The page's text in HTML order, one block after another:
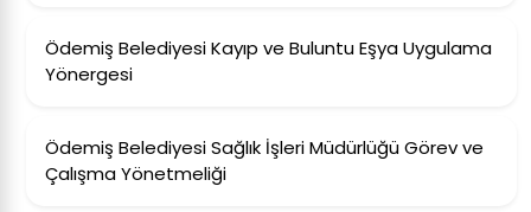
Ödemiş Belediyesi Kayıp ve Buluntu Eşya Uygulama
Yönergesi
Ödemiş Belediyesi Sağlık İşleri Müdürlüğü Görev ve
Çalışma Yönetmeliği